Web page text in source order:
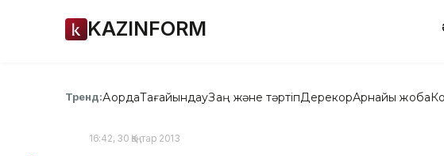
KAZINFORM
Тренд:АқордаТағайындауЗаң және тәртіпДерекқорАрнайы жоба
16:42, 30 Қаңтар 2013